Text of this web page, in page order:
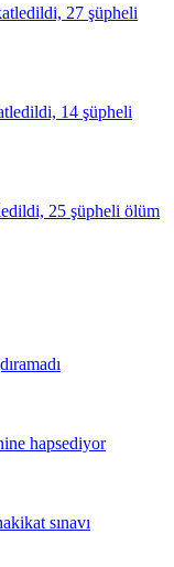
27 şüpheli
14 şüpheli
25 şüpheli ölüm
hapsediyor
sınavı